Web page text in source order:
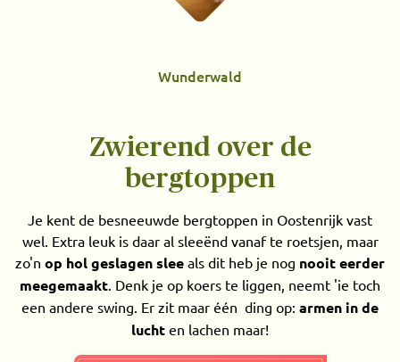
Wunderwald
Zwierend over de
bergtoppen
Je kent de besneeuwde bergtoppen in Oostenrijk vast
wel. Extra leuk is daar al sleeënd vanaf te roetsjen, maar
zo'n op hol geslagen slee als dit heb je nog nooit eerder
meegemaakt . Denk je op koers te liggen, neemt 'ie toch
een andere swing. Er zit maar één ding op: armen in de
lucht en lachen maar!